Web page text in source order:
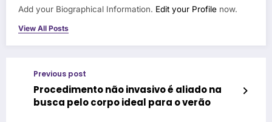
Add your Biographical Information. Edit your Profile now.
View All Posts
Previous post
Procedimento não invasivo é aliado na
busca pelo corpo ideal para o verão